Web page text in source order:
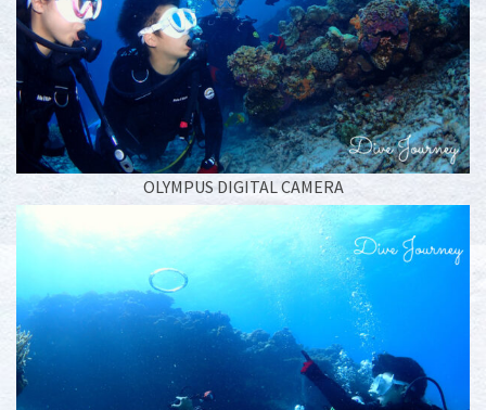
OLYMPUS DIGITAL CAMERA